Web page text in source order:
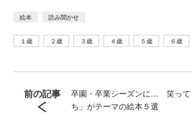
絵本 読み聞かせ
１歳 ２歳 ３歳 ４歳 ５歳 ６歳
前の記事
卒園・卒業シーズンに… 笑って
ち」がテーマの絵本５選